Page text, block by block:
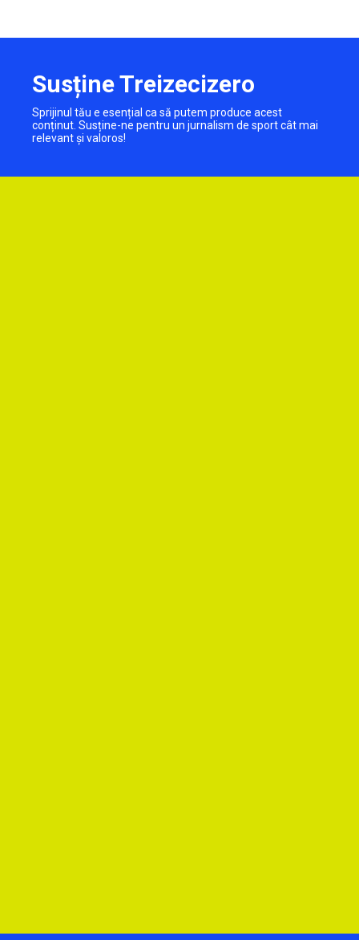
Susține Treizecizero
Sprijinul tău e esențial ca să putem produce acest
conținut. Susține-ne pentru un jurnalism de sport cât mai
relevant și valoros!